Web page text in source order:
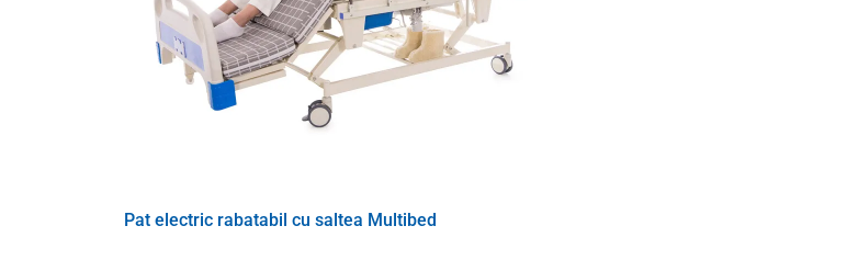
Pat electric rabatabil cu saltea Multibed